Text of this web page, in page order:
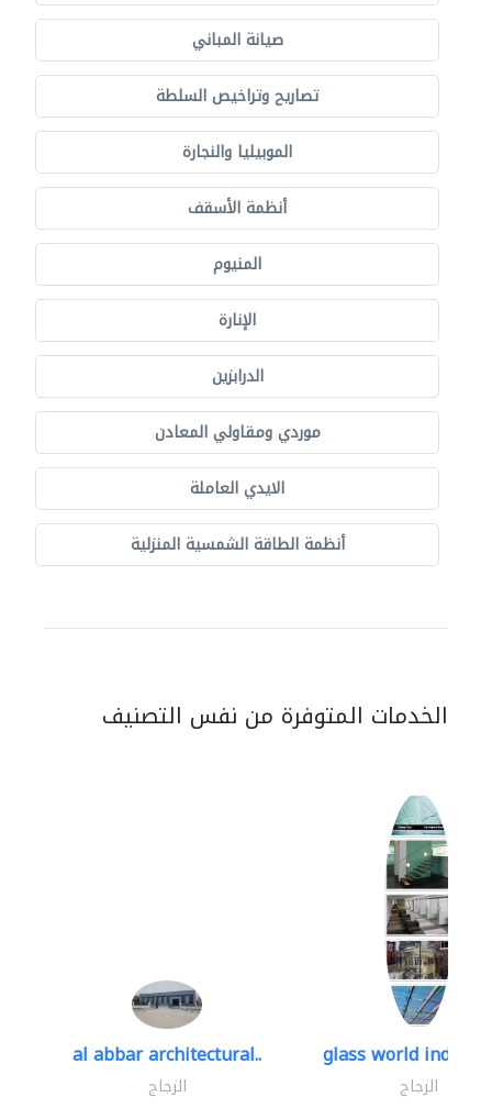
صيانة المباني
تصاريح وتراخيص السلطة
الموبيليا والنجارة
أنظمة الأسقف
المنيوم
الإنارة
الدرابزين
موردي ومقاولي المعادن
الايدي العاملة
أنظمة الطاقة الشمسية المنزلية
الخدمات المتوفرة من نفس التصنيف
al abbar architectural..
الزجاج
glass world
الزجاج